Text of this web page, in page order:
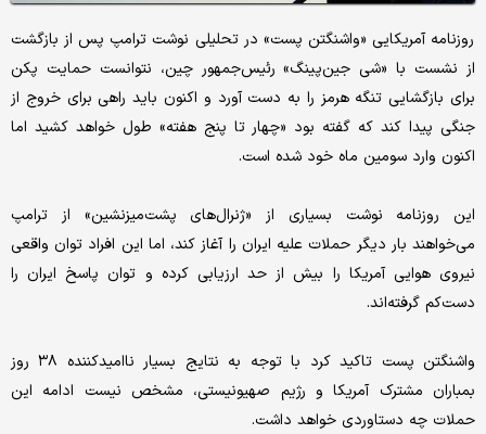
روزنامه آمریکایی «واشنگتن پست» در تحلیلی نوشت ترامپ پس از بازگشت
از نشست با «شی جین‌پینگ» رئیس‌جمهور چین، نتوانست حمایت پکن
برای بازگشایی تنگه هرمز را به دست آورد و اکنون باید راهی برای خروج از
جنگی پیدا کند که گفته بود «چهار تا پنج هفته» طول خواهد کشید اما
اکنون وارد سومین ماه خود شده است.
این روزنامه نوشت بسیاری از «ژنرال‌های پشت‌میزنشین» از ترامپ
می‌خواهند بار دیگر حملات علیه ایران را آغاز کند، اما این افراد توان واقعی
نیروی هوایی آمریکا را بیش از حد ارزیابی کرده و توان پاسخ ایران را
دست‌کم گرفته‌اند.
واشنگتن پست تاکید کرد با توجه به نتایج بسیار ناامیدکننده ۳۸ روز
بمباران مشترک آمریکا و رژیم صهیونیستی، مشخص نیست ادامه این
حملات چه دستاوردی خواهد داشت.